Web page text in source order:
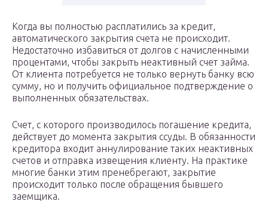
Когда вы полностью расплатились за кредит,
автоматического закрытия счета не происходит.
Недостаточно избавиться от долгов с начисленными
процентами, чтобы закрыть неактивный счет займа.
От клиента потребуется не только вернуть банку всю
сумму, но и получить официальное подтверждение о
выполненных обязательствах.
Счет, с которого производилось погашение кредита,
действует до момента закрытия ссуды. В обязанности
кредитора входит аннулирование таких неактивных
счетов и отправка извещения клиенту. На практике
многие банки этим пренебрегают, закрытие
происходит только после обращения бывшего
заемщика.